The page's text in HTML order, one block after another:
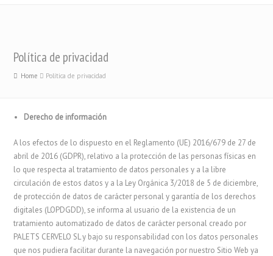
Política de privacidad
Home Política de privacidad
Derecho de información
A los efectos de lo dispuesto en el Reglamento (UE) 2016/679 de 27 de
abril de 2016 (GDPR), relativo a la protección de las personas físicas en
lo que respecta al tratamiento de datos personales y a la libre
circulación de estos datos y a la Ley Orgánica 3/2018 de 5 de diciembre,
de protección de datos de carácter personal y garantía de los derechos
digitales (LOPDGDD), se informa al usuario de la existencia de un
tratamiento automatizado de datos de carácter personal creado por
PALETS CERVELO SL y bajo su responsabilidad con los datos personales
que nos pudiera facilitar durante la navegación por nuestro Sitio Web ya